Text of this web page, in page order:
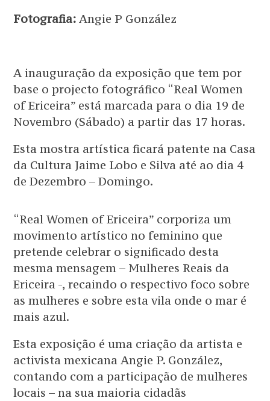
Fotografia: Angie P González
A inauguração da exposição que tem por
base o projecto fotográfico “Real Women
of Ericeira” está marcada para o dia 19 de
Novembro (Sábado) a partir das 17 horas.
Esta mostra artística ficará patente na Casa
da Cultura Jaime Lobo e Silva até ao dia 4
de Dezembro – Domingo.
“Real Women of Ericeira” corporiza um
movimento artístico no feminino que
pretende celebrar o significado desta
mesma mensagem – Mulheres Reais da
Ericeira -, recaindo o respectivo foco sobre
as mulheres e sobre esta vila onde o mar é
mais azul.
Esta exposição é uma criação da artista e
activista mexicana Angie P. González,
contando com a participação de mulheres
locais – na sua maioria cidadãs